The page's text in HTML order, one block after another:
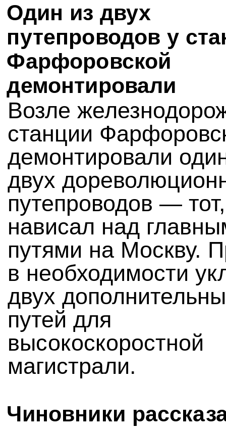
Один из двух
путепроводов у
Фарфоровской
демонтировали
Возле
станции
демонтировали
двух
путепроводов —
нависал над
путями на Москву.
в необходимости
двух
путей для
высокоскоростной
магистрали.
Чиновники